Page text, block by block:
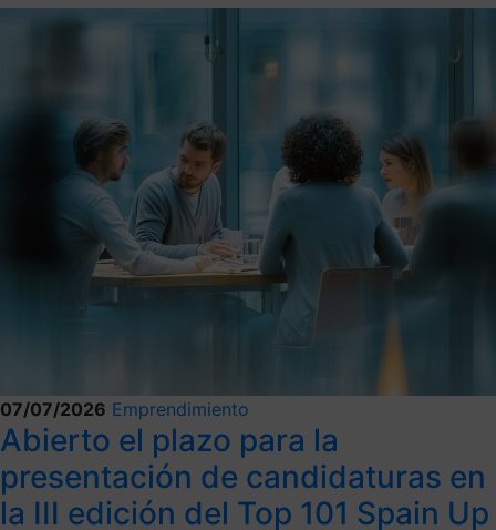
07/07/2026 Emprendimiento
Abierto el plazo para la
presentación de candidaturas en
la III edición del Top 101 Spain Up